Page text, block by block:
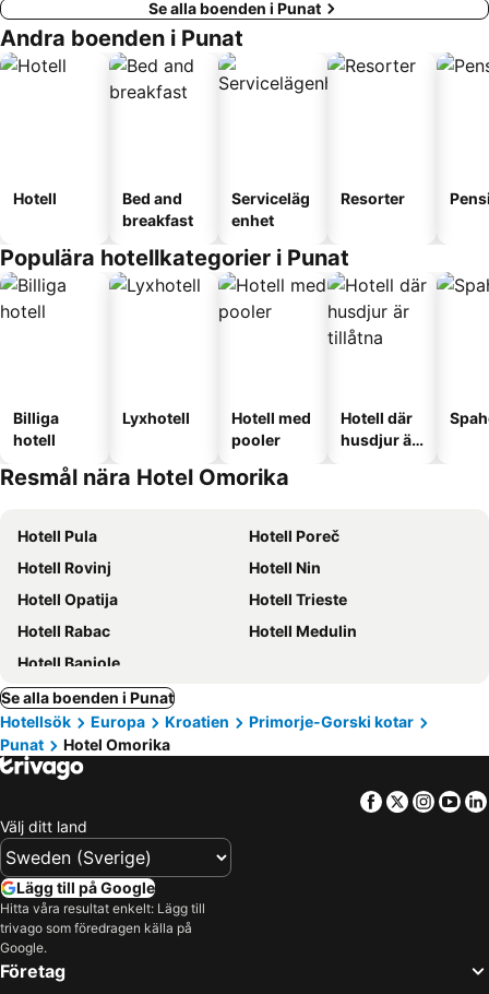
Se alla boenden i Punat
Andra boenden i Punat
Hotell
Bed and
breakfast
Serviceläg
enhet
Resorter
Populära hotellkategorier i Punat
Billiga
hotell
Lyxhotell
Hotell med
pooler
Hotell där
husdjur är
Resmål nära Hotel Omorika
Hotell Pula
Hotell Poreč
Hotell Rovinj
Hotell Nin
Hotell Opatija
Hotell Trieste
Hotell Rabac
Hotell Medulin
Hotell Banjole
Se alla boenden i Punat
Hotellsök
Europa Kroatien
Primorje-Gorski kotar
Punat
Hotel Omorika
Facebook
Twitter
Välj ditt land
Lägg till på Google
Hitta våra resultat enkelt: Lägg till
trivago som föredragen källa på
Google.
Företag